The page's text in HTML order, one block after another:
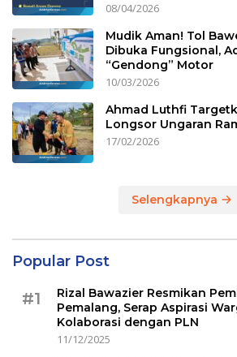
08/04/2026
Mudik Aman! Tol
Dibuka Fungsional,
“Gendong” Motor
10/03/2026
Ahmad Luthfi
Longsor Ungaran
17/02/2026
Selengkapnya
Popular Post
#1
Rizal Bawazier Resmikan
Pemalang, Serap Aspirasi
Kolaborasi dengan PLN
11/12/2025